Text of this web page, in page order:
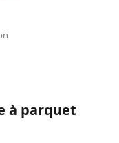
à parquet